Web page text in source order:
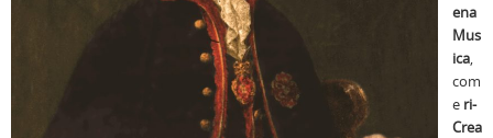
ena
Mus
ica,
com
e ri-
Crea